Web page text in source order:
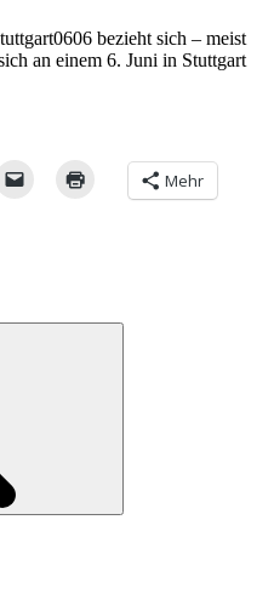
bezieht sich – meist
an einem 6. Juni in Stuttgart
Mehr